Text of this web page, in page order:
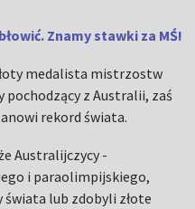
Znamy stawki za MŚ!
medalista mistrzostw
z Australii, zaś
rekord świata.
Australijczycy -
i paraolimpijskiego,
lub zdobyli złote